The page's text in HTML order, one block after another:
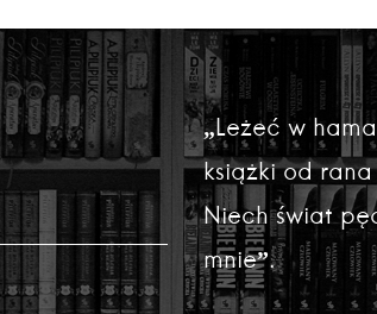
„Leżeć w
książki od
Niech świat
mnie”.